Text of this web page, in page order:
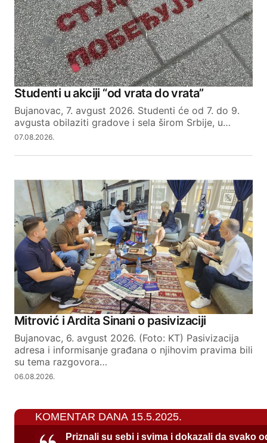
Studenti u akciji “od vrata do vrata”
Bujanovac, 7. avgust 2026. Studenti će od 7. do 9.
avgusta obilaziti gradove i sela širom Srbije, u…
07.08.2026.
Mitrović i Ardita Sinani o pasivizaciji
Bujanovac, 6. avgust 2026. (Foto: KT) Pasivizacija
adresa i informisanje građana o njihovim pravima bili
su tema razgovora…
06.08.2026.
KOMENTAR DANA 15.5.2025.
Priznali su sebi i svima i dokazali da svako